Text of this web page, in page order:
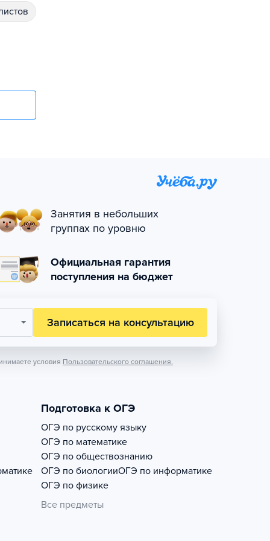
Занятия в небольших
группах по уровню
Официальная гарантия
поступления на бюджет
Записаться на консультацию
условия Пользовательского соглашения.
Подготовка к ОГЭ
ОГЭ по русскому языку
ОГЭ по математике
ОГЭ по обществознанию
ОГЭ по биологииОГЭ по информатике
ОГЭ по физике
Все предметы